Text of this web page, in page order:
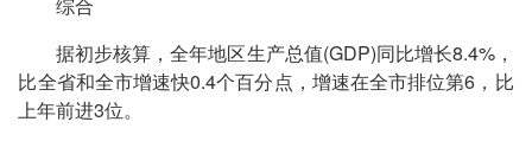
据初步核算，全年地区生产总值(GDP)同比增长8.4%，
比全省和全市增速快0.4个百分点，增速在全市排位第6，比
上年前进3位。